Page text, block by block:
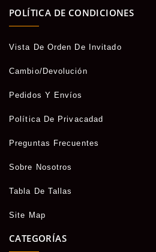
POLÍTICA DE CONDICIONES
Vista De Orden De Invitado
Cambio/Devolución
Pedidos Y Envíos
Política De Privacadad
Preguntas Frecuentes
Sobre Nosotros
Tabla De Tallas
Site Map
CATEGORÍAS